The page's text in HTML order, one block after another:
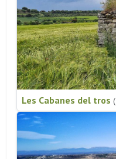
Les Cabanes del tros